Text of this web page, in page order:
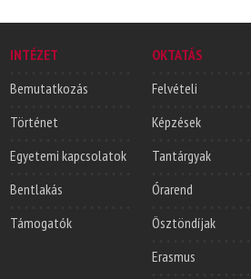
INTÉZET
Bemutatkozás
Történet
Egyetemi kapcsolatok
Bentlakás
Támogatók
OKTATÁS
Felvételi
Képzések
Tantárgyak
Órarend
Ösztöndíjak
Erasmus